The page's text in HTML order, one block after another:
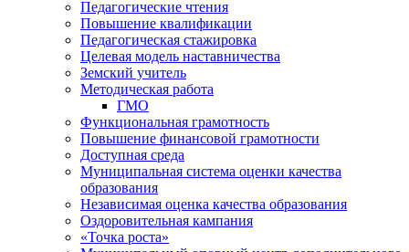
Педагогические чтения
Повышение квалификации
Педагогическая стажировка
Целевая модель наставничества
Земский учитель
Методическая работа
ГМО
Функциональная грамотность
Повышение финансовой грамотности
Доступная среда
Муниципальная система оценки качества
образования
Независимая оценка качества образования
Оздоровительная кампания
«Точка роста»